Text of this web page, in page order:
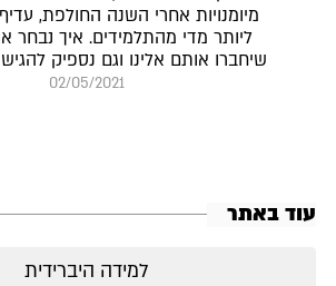
מיומנויות אחרי השנה החולפת,
ליותר מדי מהתלמידים. איך נבחר
שיחברו אותם אלינו וגם נספיק להגיש
02/05/2021
עוד באתר
למידה היברידית